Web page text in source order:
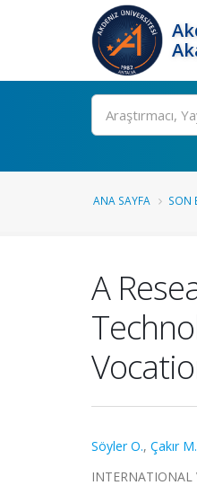
Ara
ANA SAYFA SON
A
Söyler O., Çakır M.